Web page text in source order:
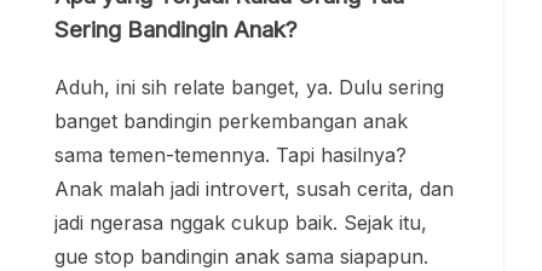
Sering Bandingin Anak?
Aduh, ini sih relate banget, ya. Dulu sering
banget bandingin perkembangan anak
sama temen-temennya. Tapi hasilnya?
Anak malah jadi introvert, susah cerita, dan
jadi ngerasa nggak cukup baik. Sejak itu,
gue stop bandingin anak sama siapapun.